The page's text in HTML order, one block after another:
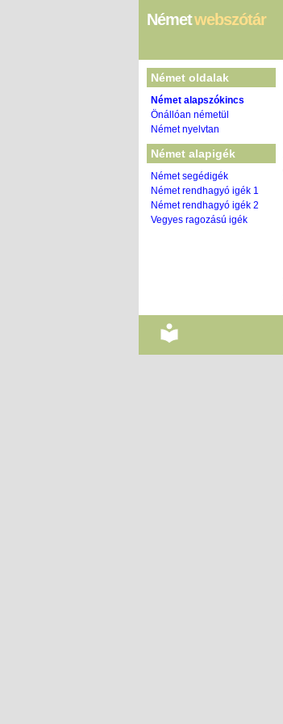
Németwebszótár
Német oldalak
Német alapszókincs
Önállóan németül
Német nyelvtan
Német alapigék
Német segédigék
Német rendhagyó igék 1
Német rendhagyó igék 2
Vegyes ragozású igék